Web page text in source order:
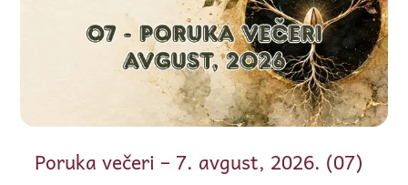
Poruka večeri – 7. avgust, 2026. (07)